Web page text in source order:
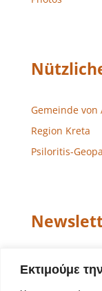
Εκτιμούμε
Gemeinde von
Region Kreta
Psiloritis-